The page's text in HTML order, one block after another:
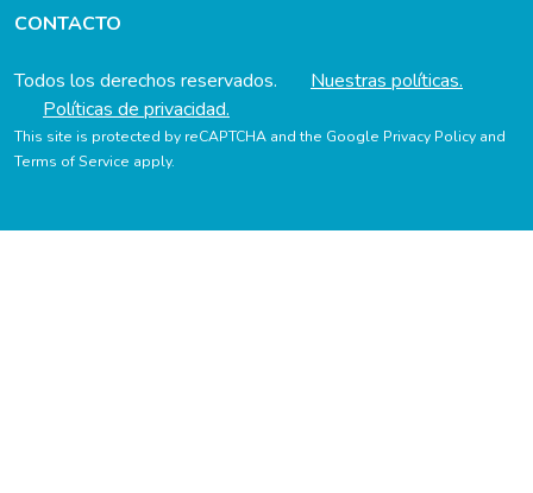
CONTACTO
Todos los derechos reservados.
Nuestras políticas.
Políticas de privacidad.
This site is protected by reCAPTCHA and the Google Privacy Policy and
Terms of Service apply.